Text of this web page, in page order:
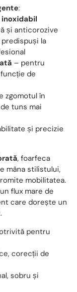
:
inoxidabil
și anticorozive
la
– pentru
de
zgomotul în
tuns mai
și precizie
, foarfeca
mâna stilistului,
mobilitatea.
flux mare de
care dorește un
pentru
corecții de
sobru și